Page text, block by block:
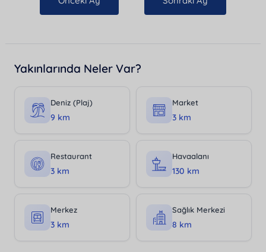
Yakınlarında Neler Var?
Deniz (Plaj)
9 km
Market
3 km
Restaurant
3 km
Havaalanı
130 km
Merkez
3 km
Sağlık Merkezi
8 km